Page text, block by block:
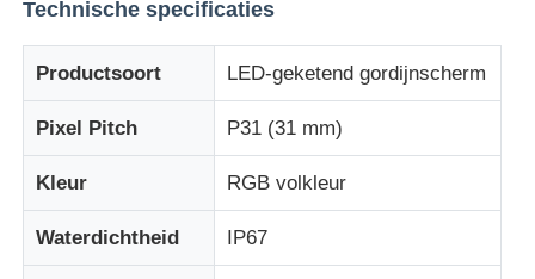
Neem contact met ons op
Nieuws
Alle Gevallen
Technische specificaties
Productsoort LED-geketend gordijnscherm
Pixel Pitch P31 (31 mm)
Kleur RGB volkleur
Waterdichtheid IP67